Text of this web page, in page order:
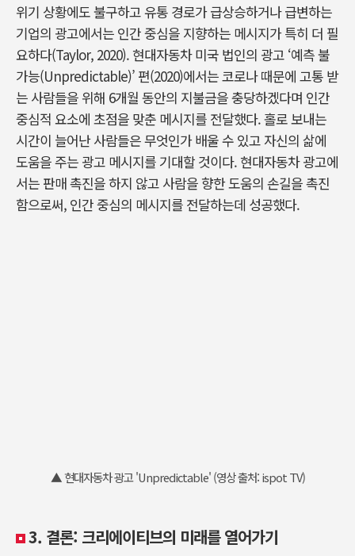
위기 상황에도 불구하고 유통 경로가 급상승하거나 급변하는
기업의 광고에서는 인간 중심을 지향하는 메시지가 특히 더 필
요하다(Taylor, 2020). 현대자동차 미국 법인의 광고 ‘예측 불
가능(Unpredictable)’ 편(2020)에서는 코로나 때문에 고통 받
는 사람들을 위해 6개월 동안의 지불금을 충당하겠다며 인간
중심적 요소에 초점을 맞춘 메시지를 전달했다. 홀로 보내는
시간이 늘어난 사람들은 무엇인가 배울 수 있고 자신의 삶에
도움을 주는 광고 메시지를 기대할 것이다. 현대자동차 광고에
서는 판매 촉진을 하지 않고 사람을 향한 도움의 손길을 촉진
함으로써, 인간 중심의 메시지를 전달하는데 성공했다.
▲ 현대자동차 광고 'Unpredictable' (영상 출처: ispot TV)
3. 결론: 크리에이티브의 미래를 열어가기